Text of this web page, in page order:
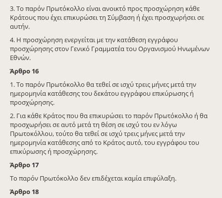
3. Το παρόν Πρωτόκολλο είναι ανοικτό προς προσχώρηση κάθε
Κράτους που έχει επικυρώσει τη Σύμβαση ή έχει προσχωρήσει σε
αυτήν.
4. Η προσχώρηση ενεργείται με την κατάθεση εγγράφου
προσχώρησης στον Γενικό Γραμματέα του Οργανισμού Ηνωμένων
Εθνών.
Άρθρο 16
1. Το παρόν Πρωτόκολλο θα τεθεί σε ισχύ τρεις μήνες μετά την
ημερομηνία κατάθεσης του δεκάτου εγγράφου επικύρωσης ή
προσχώρησης.
2. Για κάθε Κράτος που θα επικυρώσει το παρόν Πρωτόκολλο ή θα
προσχωρήσει σε αυτό μετά τη θέση σε ισχύ του εν λόγω
Πρωτοκόλλου, τούτο θα τεθεί σε ισχύ τρεις μήνες μετά την
ημερομηνία κατάθεσης από το Κράτος αυτό, του εγγράφου του
επικύρωσης ή προσχώρησης.
Άρθρο 17
Το παρόν Πρωτόκολλο δεν επιδέχεται καμία επιφύλαξη.
Άρθρο 18